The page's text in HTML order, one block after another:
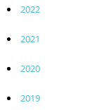
2022
2021
2020
2019